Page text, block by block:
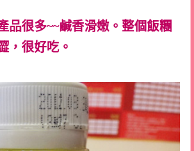
品很多~~鹹香滑嫩。整個飯糰
，很好吃。